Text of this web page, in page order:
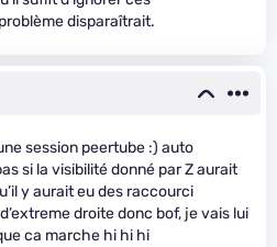
disparaîtrait.
session peertube :) auto
si la visibilité donné par Z aurait
y aurait eu des raccourci
droite donc bof, je vais lui
ca marche hi hi hi